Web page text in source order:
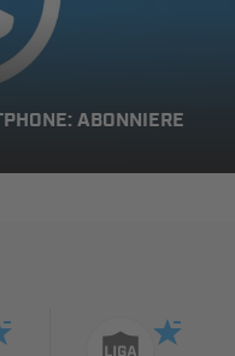
ABONNIERE